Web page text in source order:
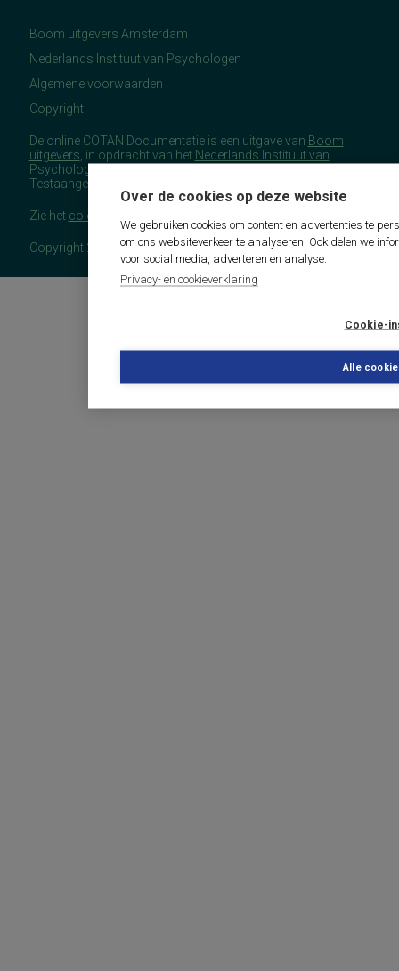
Over de cookies op deze website
We gebruiken cookies om content en advertenties te
om ons websiteverkeer te analyseren. Ook delen we
voor social media, adverteren en analyse.
Privacy- en cookieverklaring
Cookie-
Alle
Boom uitgevers Amsterdam
Nederlands Instituut van Psychologen
Algemene voorwaarden
Copyright
De online COTAN Documentatie is een uitgave van Boom
uitgevers , in opdracht van het Nederlands Instituut van
Psychologen(NIP), namens de Commissie
Testaangelegenheden Nederland (COTAN).
Zie het colofon
Copyright 2026 - COTAN Documentatie